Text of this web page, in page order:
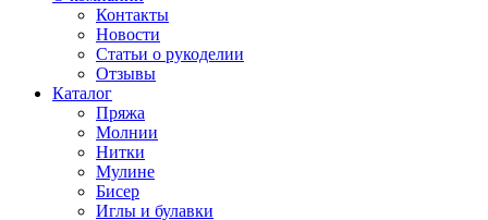
Контакты
Новости
Статьи о рукоделии
Отзывы
Каталог
Пряжа
Молнии
Нитки
Мулине
Бисер
Иглы и булавки